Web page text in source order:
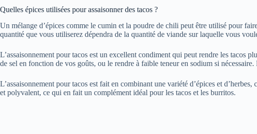
Quelles épices utilisées pour assaisonner des tacos ?
Un mélange d’épices comme le cumin et la poudre de chili peut être utilisé pour
quantité que vous utiliserez dépendra de la quantité de viande sur laquelle vous
L’assaisonnement pour tacos est un excellent condiment qui peut rendre les tacos
de sel en fonction de vos goûts, ou le rendre à faible teneur en sodium si
L’assaisonnement pour tacos est fait en combinant une variété d’épices et
et polyvalent, ce qui en fait un complément idéal pour les tacos et les burritos.